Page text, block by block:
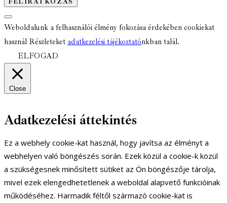
Weboldalunk a felhasználói élmény fokozása érdekében cookiekat
használ Részleteket adatkezelési tájékoztatónkban talál.
ELFOGAD
Close
Adatkezelési áttekintés
Ez a webhely cookie-kat használ, hogy javítsa az élményt a
webhelyen való böngészés során. Ezek közül a cookie-k közül
a szükségesnek minősített sütiket az Ön böngészője tárolja,
mivel ezek elengedhetetlenek a weboldal alapvető funkcióinak
működéséhez. Harmadik féltől származó cookie-kat is